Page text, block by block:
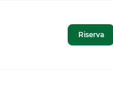
Riserva